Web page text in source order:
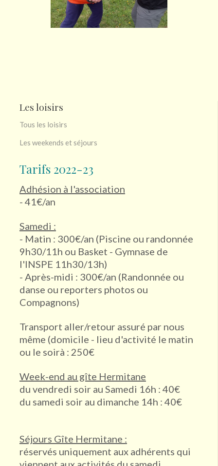
Les loisirs
Tous les loisirs
Les weekends et séjours
Tarifs 2022-23
Adhésion à l'association
- 41€/an
Samedi :
- Matin : 300€/an (Piscine ou randonnée
9h30/11h ou Basket - Gymnase de
l'INSPE 11h30/13h)
- Après-midi : 300€/an (Randonnée ou
danse ou reporters photos ou
Compagnons)
Transport aller/retour assuré par nous
même (domicile - lieu d'activité le matin
ou le soirà : 250€
Week-end au gîte Hermitane
du vendredi soir au Samedi 16h : 40€
du samedi soir au dimanche 14h : 40€
Séjours Gîte Hermitane :
réservés uniquement aux adhérents qui